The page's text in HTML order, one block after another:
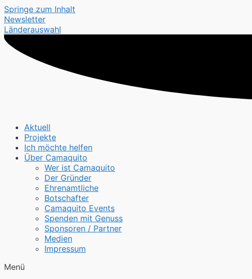
Springe zum Inhalt
Newsletter
Länderauswahl
Aktuell
Projekte
Ich möchte helfen
Über Camaquito
Wer ist Camaquito
Der Gründer
Ehrenamtliche
Botschafter
Camaquito Events
Spenden mit Genuss
Sponsoren / Partner
Medien
Impressum
Menü